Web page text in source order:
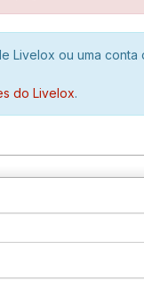
Livelox ou uma conta
do Livelox.